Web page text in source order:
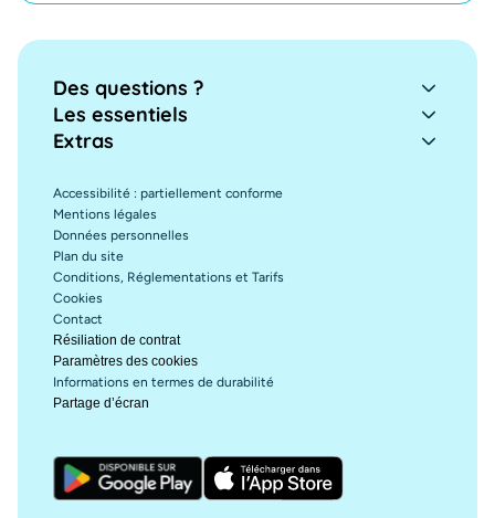
Des questions ?
Les essentiels
Extras
Accessibilité : partiellement conforme
Mentions légales
Données personnelles
Plan du site
Conditions, Réglementations et Tarifs
Cookies
Contact
Résiliation de contrat
Paramètres des cookies
Informations en termes de durabilité
Partage d’écran